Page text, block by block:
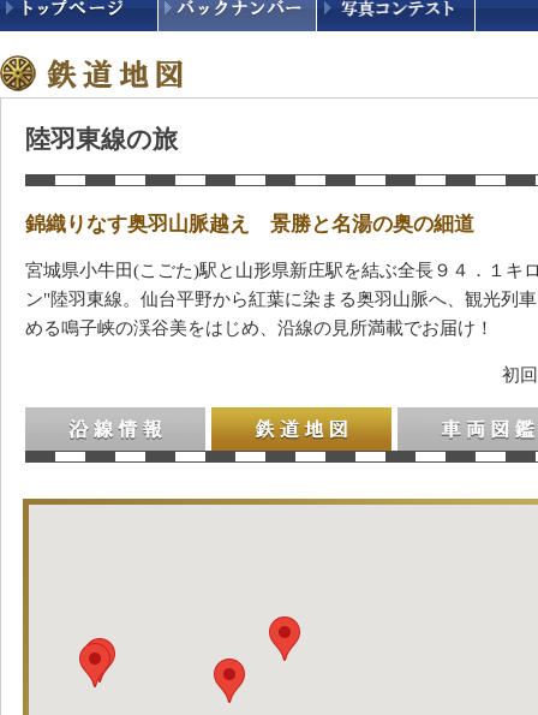
陸羽東線の旅
錦織りなす奥羽山脈越え 景勝と名湯の奥の細道
宮城県小牛田(こごた)駅と山形県新庄駅を結ぶ全長９４．１キ
ン"陸羽東線。仙台平野から紅葉に染まる奥羽山脈へ、観光列
める鳴子峡の渓谷美をはじめ、沿線の見所満載でお届け！
初
沿線情報 鉄道地図 車両図鑑